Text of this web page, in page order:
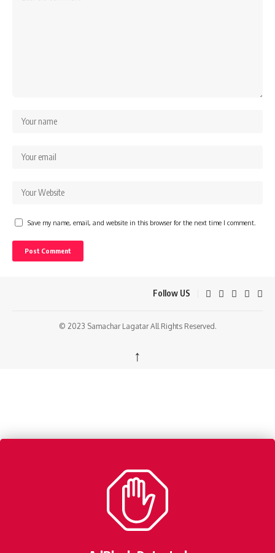
Save my name, email, and website in this browser for the next time I comment.
Follow US
© 2023 Samachar Lagatar All Rights Reserved.
↑